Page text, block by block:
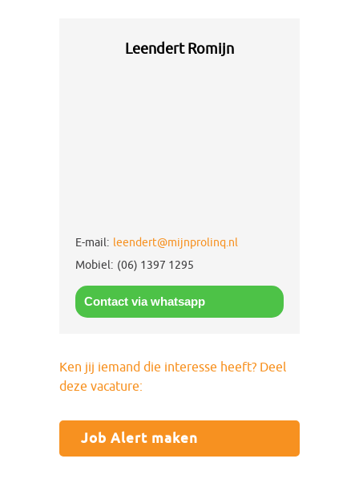
Leendert Romijn
E-mail: leendert@mijnprolinq.nl
Mobiel: (06) 1397 1295
Contact via whatsapp
Ken jij iemand die interesse heeft? Deel
deze vacature:
Job Alert maken